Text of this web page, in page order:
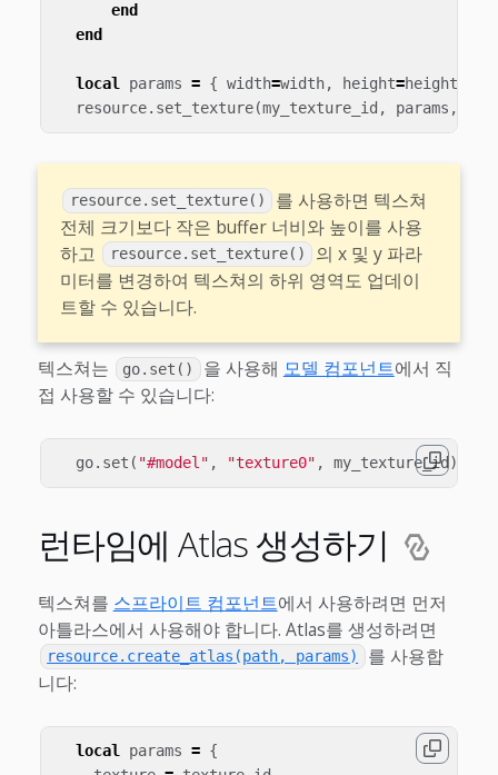
end
end
local params = { width=width, height=height
resource. set_texture(my_texture_id , params ,
resource.set_texture()
를 사용하면 텍스쳐
전체 크기보다 작은 buffer 너비와 높이를 사용
하고
resource.set_texture()
의 x 및 y 파라
미터를 변경하여 텍스쳐의 하위 영역도 업데이
트할 수 있습니다.
텍스쳐는 go.set() 을 사용해 모델 컴포넌트에서 직
접 사용할 수 있습니다:
go. set ( "#model" , "texture0" , my_texture_id )
런타임에 Atlas 생성하기
텍스쳐를 스프라이트 컴포넌트에서 사용하려면 먼저
아틀라스에서 사용해야 합니다. Atlas를 생성하려면
resource.create_atlas(path, params)
를 사용합
니다:
local params = {